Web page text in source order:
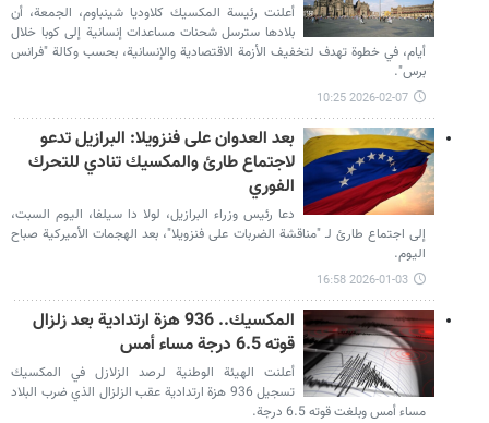
أعلنت رئيسة المكسيك كلاوديا شينباوم، الجمعة، أن
بلادها سترسل شحنات مساعدات إنسانية إلى كوبا خلال
أيام، في خطوة تهدف لتخفيف الأزمة الاقتصادية والإنسانية، بحسب وكالة "فرانس
برس".
2026-02-07 10:25
بعد العدوان على فنزويلا: البرازيل تدعو
لاجتماع طارئ والمكسيك تنادي للتحرك
الفوري
دعا رئيس وزراء البرازيل، لولا دا سيلفا، اليوم السبت،
إلى اجتماع طارئ لـ "مناقشة الضربات على فنزويلا"، بعد الهجمات الأميركية صباح
اليوم.
2026-01-03 16:58
المكسيك.. 936 هزة ارتدادية بعد زلزال
قوته 6.5 درجة مساء أمس
أعلنت الهيئة الوطنية لرصد الزلازل في المكسيك
تسجيل 936 هزة ارتدادية عقب الزلزال الذي ضرب البلاد
مساء أمس وبلغت قوته 6.5 درجة.